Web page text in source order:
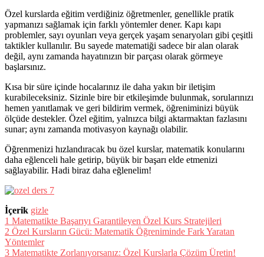
Özel kurslarda eğitim verdiğiniz öğretmenler, genellikle pratik
yapmanızı sağlamak için farklı yöntemler dener. Kapı kapı
problemler, sayı oyunları veya gerçek yaşam senaryoları gibi çeşitli
taktikler kullanılır. Bu sayede matematiği sadece bir alan olarak
değil, aynı zamanda hayatınızın bir parçası olarak görmeye
başlarsınız.
Kısa bir süre içinde hocalarınız ile daha yakın bir iletişim
kurabileceksiniz. Sizinle bire bir etkileşimde bulunmak, sorularınızı
hemen yanıtlamak ve geri bildirim vermek, öğreniminizi büyük
ölçüde destekler. Özel eğitim, yalnızca bilgi aktarmaktan fazlasını
sunar; aynı zamanda motivasyon kaynağı olabilir.
Öğrenmenizi hızlandıracak bu özel kurslar, matematik konularını
daha eğlenceli hale getirip, büyük bir başarı elde etmenizi
sağlayabilir. Hadi biraz daha eğlenelim!
İçerik gizle
1 Matematikte Başarıyı Garantileyen Özel Kurs Stratejileri
2 Özel Kursların Gücü: Matematik Öğreniminde Fark Yaratan
Yöntemler
3 Matematikte Zorlanıyorsanız: Özel Kurslarla Çözüm Üretin!